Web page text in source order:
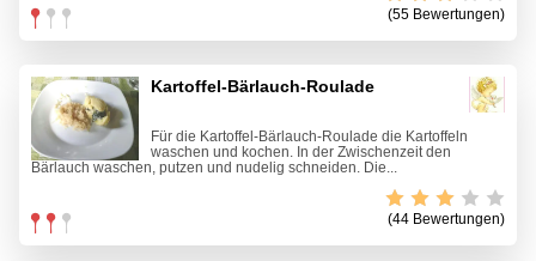
(55 Bewertungen)
Kartoffel-Bärlauch-Roulade
Für die Kartoffel-Bärlauch-Roulade die Kartoffeln
waschen und kochen. In der Zwischenzeit den
Bärlauch waschen, putzen und nudelig schneiden. Die...
(44 Bewertungen)